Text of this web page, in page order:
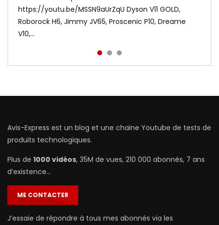
https://youtu.be/MSSN9aUrZqU Dyson V11 GOLD,
Roborock H6, Jimmy JV65, Proscenic P10, Dreame
V10,...
portable testée par Avis-Express. ❤️ Abonnez-vous,
c’est gratuit | http://bit.ly...
Xiaomi frappe fort avec les Redmi Airdots en
sacrifiant au passage le coté tactile. Voir le meilleur
prix : http://bit.ly/Redmi-Aird...
Avis-Express est un blog et une chaine Youtube de tests de
produits technologiques.
Plus de 1000 vidéos, 35M de vues, 210 000 abonnés, 7 ans
d’existence…
ME CONTACTER
J’essaie de répondre à tous mes abonnés via les